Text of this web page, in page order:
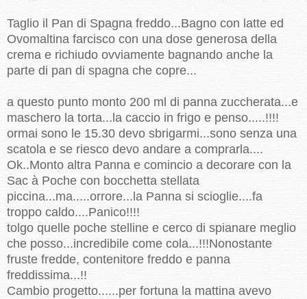
Taglio il Pan di Spagna freddo...Bagno con latte ed
Ovomaltina farcisco con una dose generosa della
crema e richiudo ovviamente bagnando anche la
parte di pan di spagna che copre...
a questo punto monto 200 ml di panna zuccherata...e
maschero la torta...la caccio in frigo e penso.....!!!!
ormai sono le 15.30 devo sbrigarmi...sono senza una
scatola e se riesco devo andare a comprarla....
Ok..Monto altra Panna e comincio a decorare con la
Sac à Poche con bocchetta stellata
piccina...ma.....orrore...la Panna si scioglie....fa
troppo caldo....Panico!!!!
tolgo quelle poche stelline e cerco di spianare meglio
che posso...incredibile come cola...!!!Nonostante
fruste fredde, contenitore freddo e panna
freddissima...!!
Cambio progetto......per fortuna la mattina avevo